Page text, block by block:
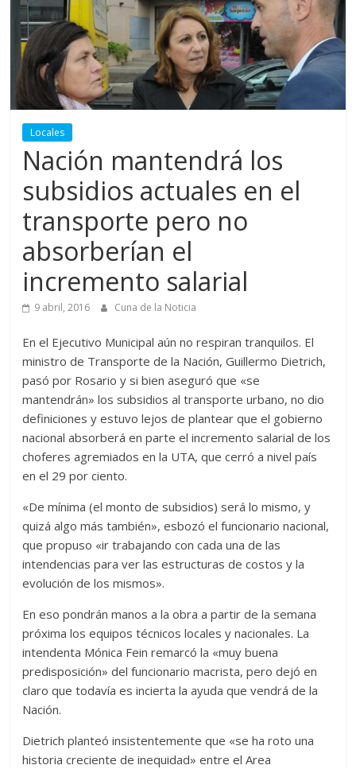
Locales
Nación mantendrá los
subsidios actuales en el
transporte pero no
absorberían el
incremento salarial
9 abril, 2016 Cuna de la Noticia
En el Ejecutivo Municipal aún no respiran tranquilos. El
ministro de Transporte de la Nación, Guillermo Dietrich,
pasó por Rosario y si bien aseguró que «se
mantendrán» los subsidios al transporte urbano, no dio
definiciones y estuvo lejos de plantear que el gobierno
nacional absorberá en parte el incremento salarial de los
choferes agremiados en la UTA, que cerró a nivel país
en el 29 por ciento.
«De mínima (el monto de subsidios) será lo mismo, y
quizá algo más también», esbozó el funcionario nacional,
que propuso «ir trabajando con cada una de las
intendencias para ver las estructuras de costos y la
evolución de los mismos».
En eso pondrán manos a la obra a partir de la semana
próxima los equipos técnicos locales y nacionales. La
intendenta Mónica Fein remarcó la «muy buena
predisposición» del funcionario macrista, pero dejó en
claro que todavía es incierta la ayuda que vendrá de la
Nación.
Dietrich planteó insistentemente que «se ha roto una
historia creciente de inequidad» entre el Area